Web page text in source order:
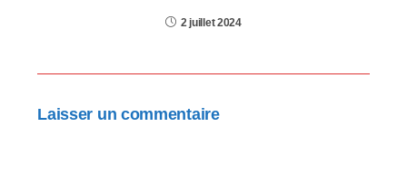
2 juillet 2024
Laisser un commentaire